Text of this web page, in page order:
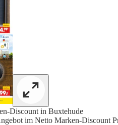
Discount in Buxtehude
im Netto Marken-Discount